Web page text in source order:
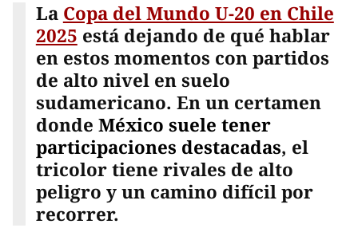
La Copa del Mundo U-20 en Chile
2025 está dejando de qué hablar
en estos momentos con partidos
de alto nivel en suelo
sudamericano. En un certamen
donde México suele tener
participaciones destacadas, el
tricolor tiene rivales de alto
peligro y un camino difícil por
recorrer.